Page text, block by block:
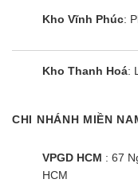
Kho Vĩnh Phúc:
Kho Thanh Hoá:
CHI NHÁNH MIỀN
VPGD HCM : 67
HCM